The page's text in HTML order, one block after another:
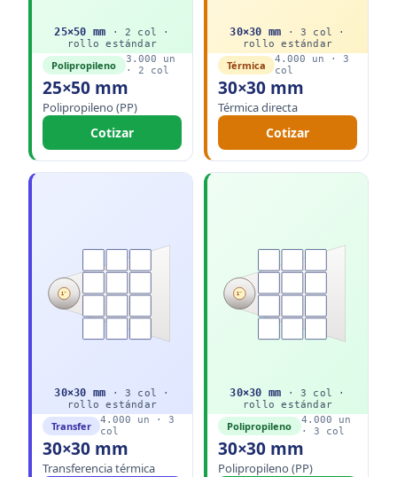
25×50 mm · 2 col ·
rolloestándar
Polipropileno 3.000 un
· 2 col
25×50 mm
Polipropileno (PP)
Cotizar
30×30 mm · 3 col ·
rolloestándar
Térmica 4.000 un ·3
col
30×30 mm
Térmica directa
Cotizar
1"
30×30 mm · 3 col ·
rolloestándar
Transfer 4.000 un ·3
col
30×30 mm
Transferencia térmica
1"
30×30 mm · 3 col ·
rolloestándar
Polipropileno 4.000 un
· 3 col
30×30 mm
Polipropileno (PP)